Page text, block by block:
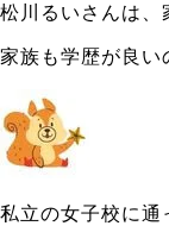
松川るいさんは、
家族も学歴が良い
私立の女子校に通